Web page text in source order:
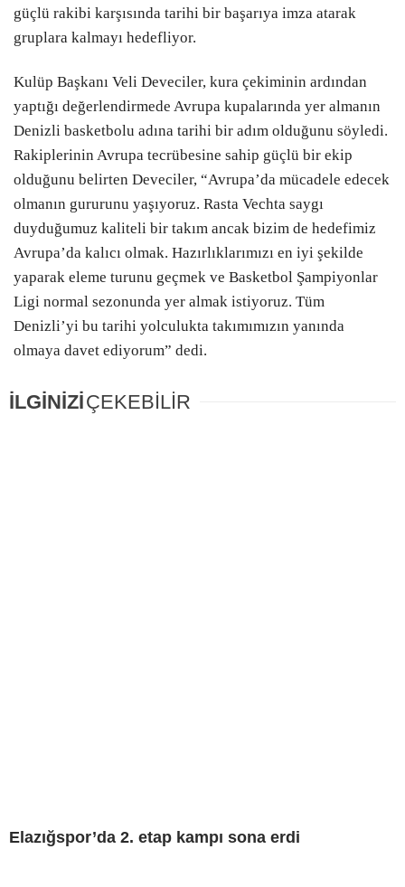
güçlü rakibi karşısında tarihi bir başarıya imza atarak
gruplara kalmayı hedefliyor.
Kulüp Başkanı Veli Deveciler, kura çekiminin ardından
yaptığı değerlendirmede Avrupa kupalarında yer almanın
Denizli basketbolu adına tarihi bir adım olduğunu söyledi.
Rakiplerinin Avrupa tecrübesine sahip güçlü bir ekip
olduğunu belirten Deveciler, “Avrupa’da mücadele edecek
olmanın gururunu yaşıyoruz. Rasta Vechta saygı
duyduğumuz kaliteli bir takım ancak bizim de hedefimiz
Avrupa’da kalıcı olmak. Hazırlıklarımızı en iyi şekilde
yaparak eleme turunu geçmek ve Basketbol Şampiyonlar
Ligi normal sezonunda yer almak istiyoruz. Tüm
Denizli’yi bu tarihi yolculukta takımımızın yanında
olmaya davet ediyorum” dedi.
İLGİNİZİÇEKEBİLİR
Elazığspor’da 2. etap kampı sona erdi